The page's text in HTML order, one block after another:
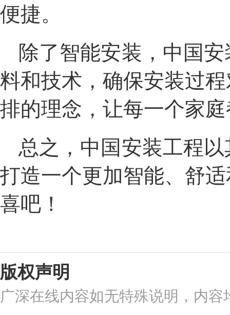
便捷。
除了智能安装，中国
料和技术，确保安装过
排的理念，让每一个家
总之，中国安装工程
打造一个更加智能、舒
喜吧！
版权声明
广深在线内容如无特殊说明，内